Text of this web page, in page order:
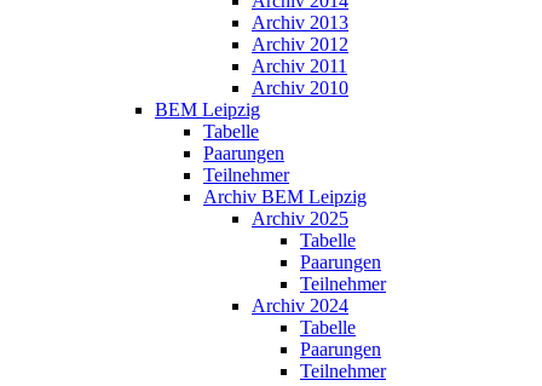
Archiv 2013
Archiv 2012
Archiv 2011
Archiv 2010
BEM Leipzig
Tabelle
Paarungen
Teilnehmer
Archiv BEM Leipzig
Archiv 2025
Tabelle
Paarungen
Teilnehmer
Archiv 2024
Tabelle
Paarungen
Teilnehmer